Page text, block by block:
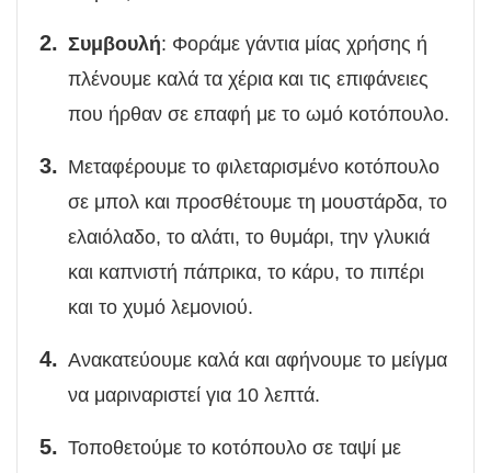
Συμβουλή: Φοράμε γάντια μίας χρήσης ή
πλένουμε καλά τα χέρια και τις επιφάνειες
που ήρθαν σε επαφή με το ωμό κοτόπουλο.
Μεταφέρουμε το φιλεταρισμένο κοτόπουλο
σε μπολ και προσθέτουμε τη μουστάρδα, το
ελαιόλαδο, το αλάτι, το θυμάρι, την γλυκιά
και καπνιστή πάπρικα, το κάρυ, το πιπέρι
και το χυμό λεμονιού.
Ανακατεύουμε καλά και αφήνουμε το μείγμα
να μαριναριστεί για 10 λεπτά.
Τοποθετούμε το κοτόπουλο σε ταψί με